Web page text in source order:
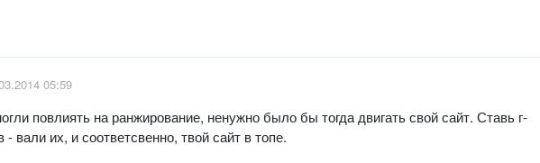
05:59
повлиять на ранжирование, ненужно было бы тогда двигать свой сайт. Ставь г-
- вали их, и соответсвенно, твой сайт в топе.